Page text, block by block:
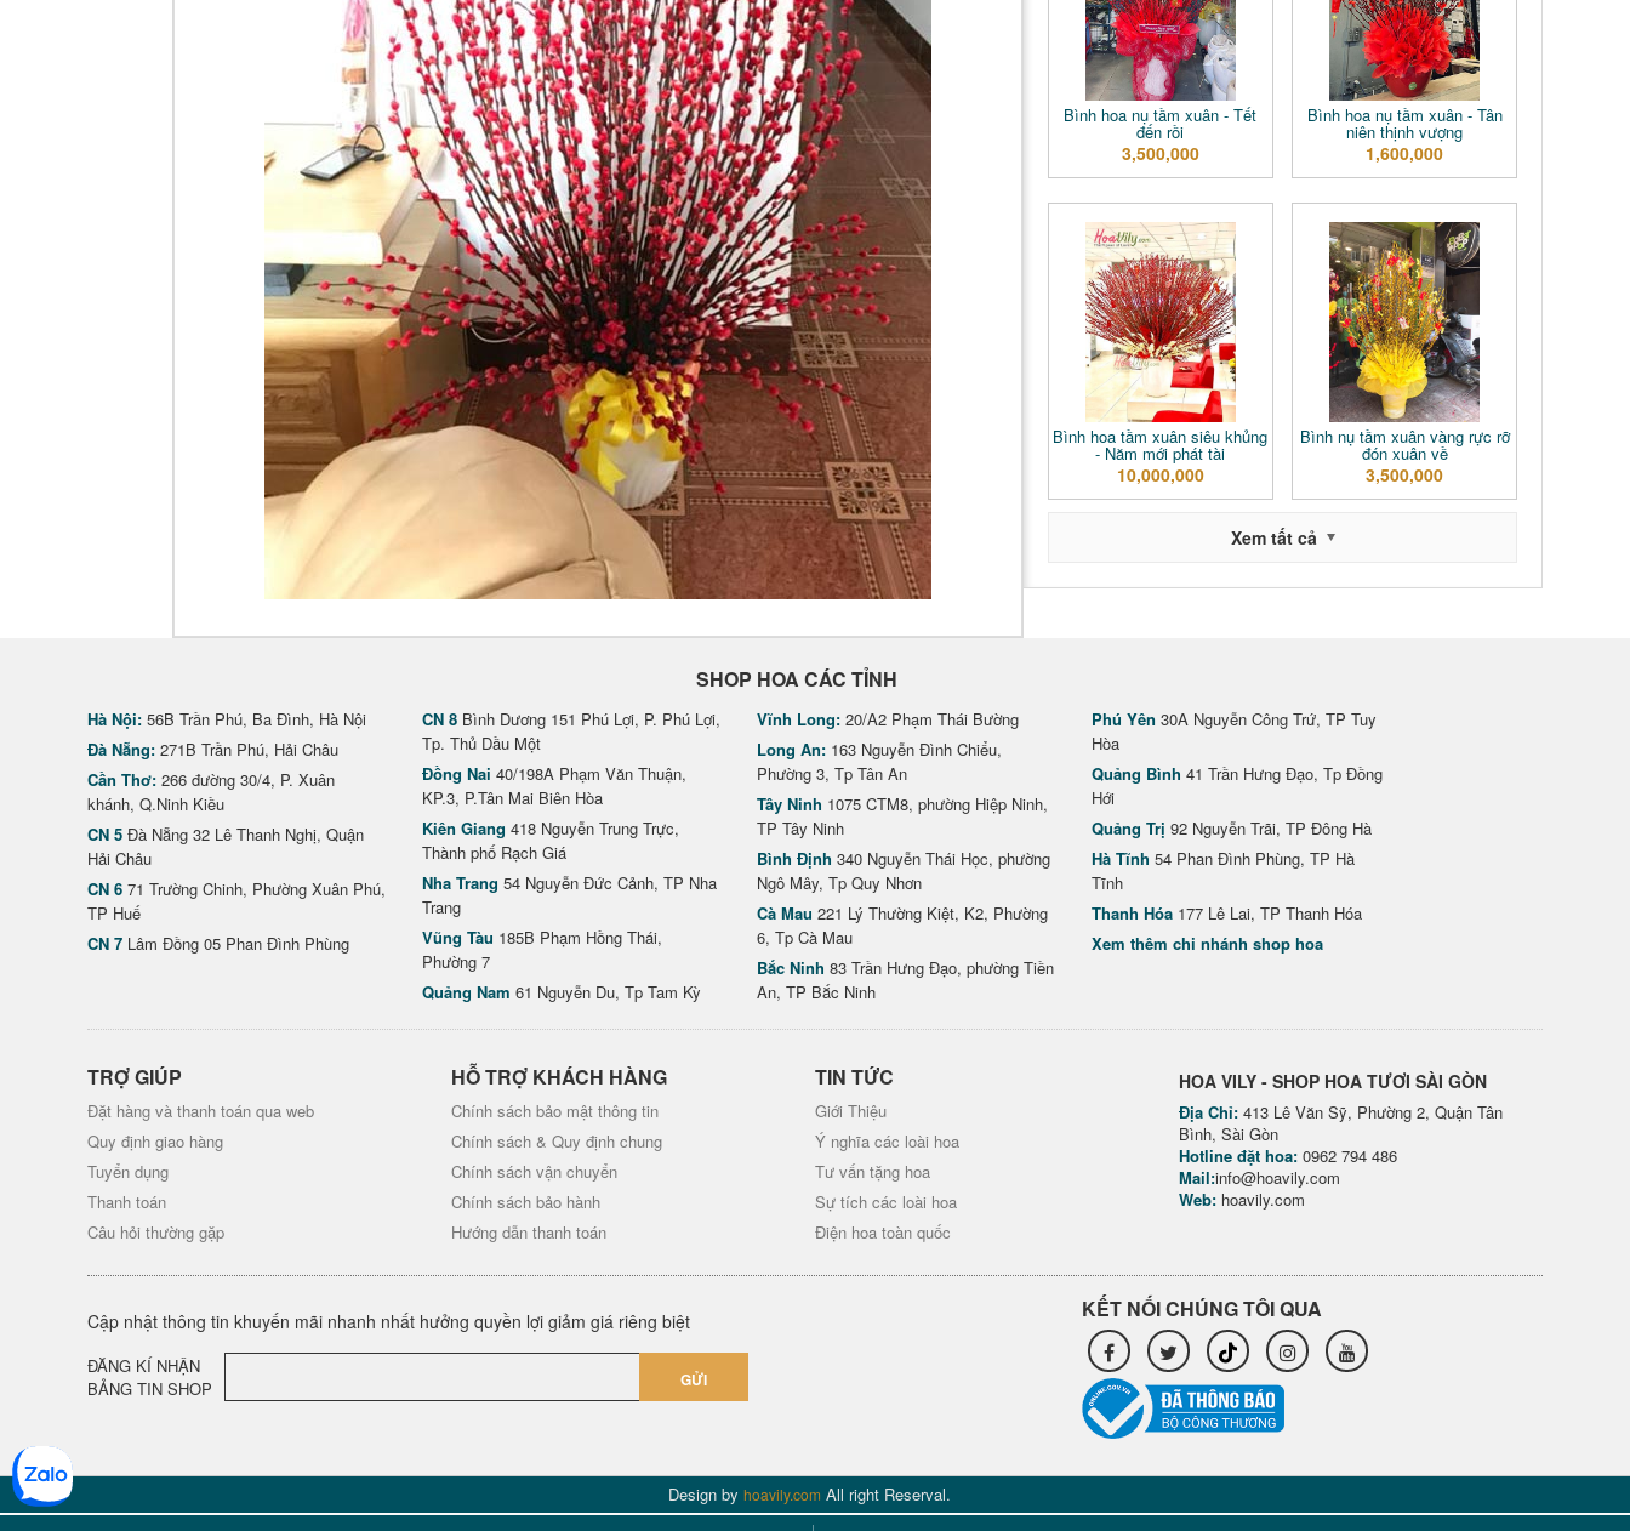
Bình hoa nụ tầm xuân - Tết
đến rồi
3,500,000
Bình hoa nụ tầm xuân - Tân
niên thịnh vượng
1,600,000
Bình hoa tầm xuân siêu khủng
- Năm mới phát tài
10,000,000
Bình nụ tầm xuân vàng rực rỡ
đón xuân về
3,500,000
Xem tất cả
SHOP HOA CÁC TỈNH
Hà Nội: 56B Trần Phú, Ba Đình, Hà Nội
Đà Nẵng: 271B Trần Phú, Hải Châu
Cần Thơ: 266 đường 30/4, P. Xuân
khánh, Q.Ninh Kiều
CN 5 Đà Nẵng 32 Lê Thanh Nghị, Quận
Hải Châu
CN 6 71 Trường Chinh, Phường Xuân Phú,
TP Huế
CN 7 Lâm Đồng 05 Phan Đình Phùng
CN 8 Bình Dương 151 Phú Lợi, P. Phú Lợi,
Tp. Thủ Dầu Một
Đồng Nai 40/198A Phạm Văn Thuận,
KP.3, P.Tân Mai Biên Hòa
Kiên Giang 418 Nguyễn Trung Trực,
Thành phố Rạch Giá
Nha Trang 54 Nguyễn Đức Cảnh, TP Nha
Trang
Vũng Tàu 185B Phạm Hồng Thái,
Phường 7
Quảng Nam 61 Nguyễn Du, Tp Tam Kỳ
Vĩnh Long: 20/A2 Phạm Thái Bường
Long An: 163 Nguyễn Đình Chiểu,
Phường 3, Tp Tân An
Tây Ninh 1075 CTM8, phường Hiệp Ninh,
TP Tây Ninh
Bình Định 340 Nguyễn Thái Học, phường
Ngô Mây, Tp Quy Nhơn
Cà Mau 221 Lý Thường Kiệt, K2, Phường
6, Tp Cà Mau
Bắc Ninh 83 Trần Hưng Đạo, phường Tiền
An, TP Bắc Ninh
Phú Yên 30A Nguyễn Công Trứ, TP Tuy
Hòa
Quảng Bình 41 Trần Hưng Đạo, Tp Đồng
Hới
Quảng Trị 92 Nguyễn Trãi, TP Đông Hà
Hà Tĩnh 54 Phan Đình Phùng, TP Hà
Tĩnh
Thanh Hóa 177 Lê Lai, TP Thanh Hóa
Xem thêm chi nhánh shop hoa
TRỢ GIÚP
Đặt hàng và thanh toán qua web
Quy định giao hàng
Tuyển dụng
Thanh toán
Câu hỏi thường gặp
HỖ TRỢ KHÁCH HÀNG
Chính sách bảo mật thông tin
Chính sách & Quy định chung
Chính sách vận chuyển
Chính sách bảo hành
Hướng dẫn thanh toán
TIN TỨC
Giới Thiệu
Ý nghĩa các loài hoa
Tư vấn tặng hoa
Sự tích các loài hoa
Điện hoa toàn quốc
HOA VILY - SHOP HOA TƯƠI SÀI GÒN
Địa Chỉ: 413 Lê Văn Sỹ, Phường 2, Quận Tân
Bình, Sài Gòn
Hotline đặt hoa: 0962 794 486
Mail:info@hoavily.com
Web: hoavily.com
Cập nhật thông tin khuyến mãi nhanh nhất hưởng quyền lợi giảm giá riêng biệt
ĐĂNG KÍ NHẬN
BẢNG TIN SHOP
GỬI
KẾT NỐI CHÚNG TÔI QUA
Design by hoavily.com All right Reserval.